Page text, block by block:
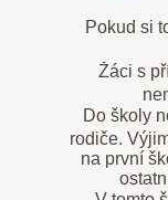
Pokud si
Žáci s
Do školy
rodiče.
na první